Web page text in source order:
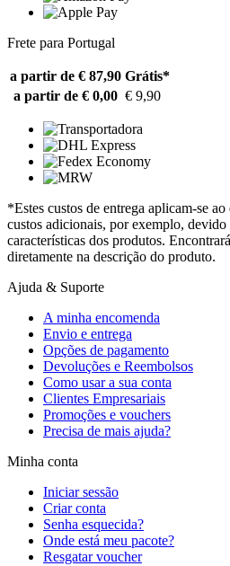
Frete para Portugal
a partir de € 87,90 Grátis*
a partir de € 0,00 € 9,90
*Estes custos de entrega aplicam-se
custos adicionais, por exemplo, devido
características dos produtos.
diretamente na descrição do produto.
Ajuda & Suporte
A minha encomenda
Envio e entrega
Opções de pagamento
Devoluções e Reembolsos
Como usar a sua conta
Clientes Empresariais
Promoções e vouchers
Precisa de mais ajuda?
Minha conta
Iniciar sessão
Criar conta
Senha esquecida?
Onde está meu pacote?
Resgatar voucher